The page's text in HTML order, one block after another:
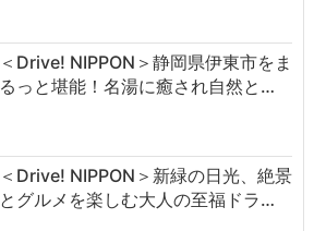
＜Drive! NIPPON＞静岡県伊東市をま
るっと堪能！名湯に癒され自然と…
＜Drive! NIPPON＞新緑の日光、絶景
とグルメを楽しむ大人の至福ドラ…